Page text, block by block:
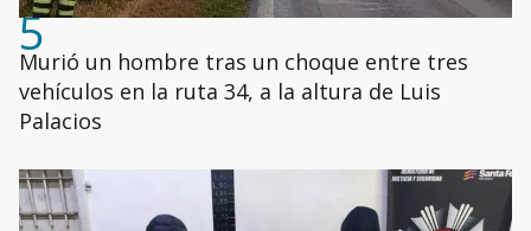
5
Murió un hombre tras un choque entre tres
vehículos en la ruta 34, a la altura de Luis
Palacios